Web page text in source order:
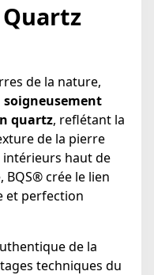
de la nature,
soigneusement
quartz, reflétant la
de la pierre
haut de
BQS® crée le lien
et perfection
de la
techniques du